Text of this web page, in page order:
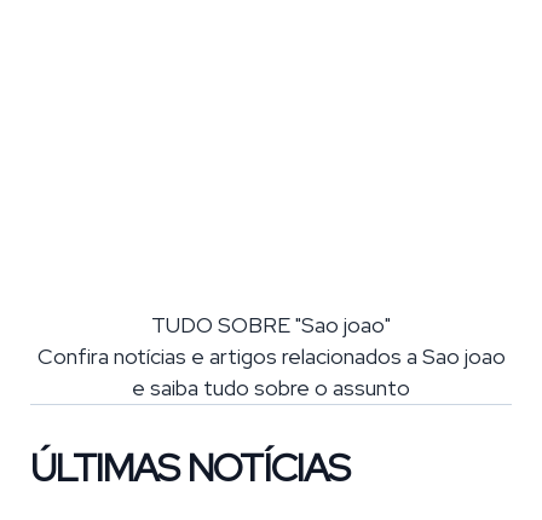
TUDO SOBRE "Sao joao"
Confira notícias e artigos relacionados a Sao joao
e saiba tudo sobre o assunto
ÚLTIMAS NOTÍCIAS